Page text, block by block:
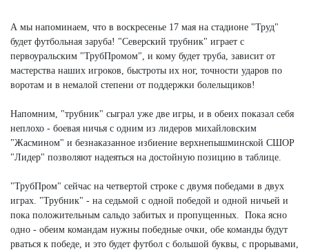
А мы напоминаем, что в воскресенье 17 мая на стадионе "Труд"
будет футбольная заруба! "Северский трубник" играет с
первоуральским "ТрубПромом", и кому будет труба, зависит от
мастерства наших игроков, быстроты их ног, точности ударов по
воротам и в немалой степени от поддержки болельщиков!
Напомним, "трубник" сыграл уже две игры, и в обеих показал себя
неплохо - боевая ничья с одним из лидеров михайловским
"Жасмином" и безнаказанное избиение верхнепышминской СШОР
"Лидер" позволяют надеяться на достойную позицию в таблице.
"ТрубПром" сейчас на четвертой строке с двумя победами в двух
играх. "Трубник" - на седьмой с одной победой и одной ничьей и
пока положительным сальдо забитых и пропущенных. Пока ясно
одно - обеим командам нужны победные очки, обе команды будут
рваться к победе, и это будет футбол с большой буквы, с прорывами,